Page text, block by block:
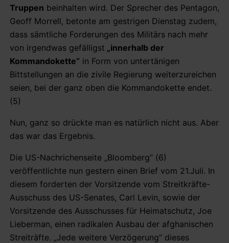
Truppen beinhalten wird. Der Sprecher des Pentagon,
Geoff Morrell, betonte am gestrigen Dienstag zudem,
dass sämtliche Forderungen des Militärs nach mehr
von irgendwas gefälligst „innerhalb der
Kommandokette“ in Form von untertänigen
Bittstellungen an die zivile Regierung weiterzureichen
seien, bei der ganz oben die Kommandokette endet.
(5)
Nun, ganz so drückte man es natürlich nicht aus. Aber
das war das Ergebnis.
Die US-Nachrichenseite „Bloomberg“ (6)
veröffentlichte nun gestern einen Brief vom 21.Juli. In
diesem forderten der Vorsitzende vom Streitkräfte-
Ausschuss des US-Senates, Carl Levin, sowie der
Vorsitzende des Ausschusses für Heimatschutz, Joe
Lieberman, einen radikalen Ausbau der afghanischen
Streiträfte. „Jede weitere Verzögerung“ dieses